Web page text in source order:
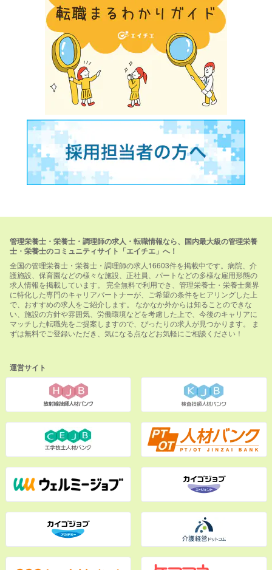
管理栄養士・栄養士・調理師の求人・転職情報なら、国内最大級の管理栄養
士・栄養士のコミュニティサイト「エイチエ」へ！
全国の管理栄養士・栄養士・調理師の求人16603件を掲載中です。病院、介
護施設、保育園などの様々な施設、正社員、パートなどの多様な雇用形態の
求人情報を掲載しています。 完全無料で利用でき、管理栄養士・栄養士業界
に特化した専門のキャリアパートナーが、ご希望の条件をヒアリングした上
で、おすすめの求人をご紹介します。 なかなか外からは知ることのできな
い、施設の方針や雰囲気、労働環境などを考慮した上で、今後のキャリアに
マッチした転職先をご提案しますので、ぴったりの求人が見つかります。 ま
ずは無料でご登録いただき、気になる点などお気軽にご相談ください！
運営サイト